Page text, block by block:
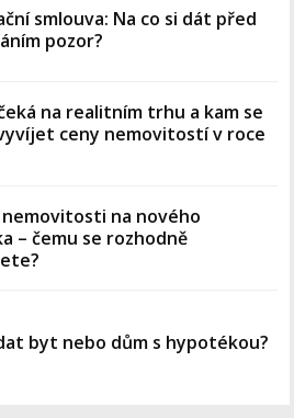
smlouva: Na co si dát před
pozor?
na realitním trhu a kam se
ceny nemovitostí v roce
na nového
– čemu se rozhodně
byt nebo dům s hypotékou?